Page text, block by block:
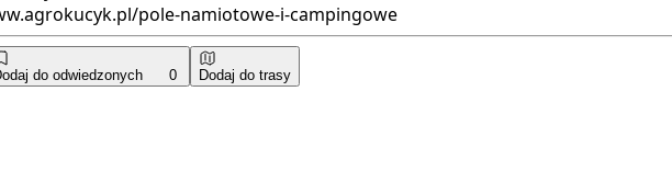
pole-namiotowe-i-campingowe
do odwiedzonych 0 Dodaj do trasy